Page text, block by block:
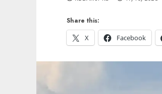
Share this:
X
Facebook